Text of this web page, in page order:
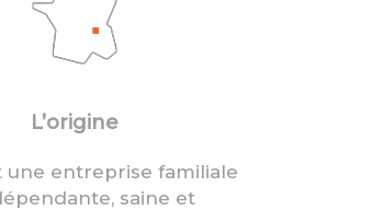
L’origine
une entreprise familiale
saine et